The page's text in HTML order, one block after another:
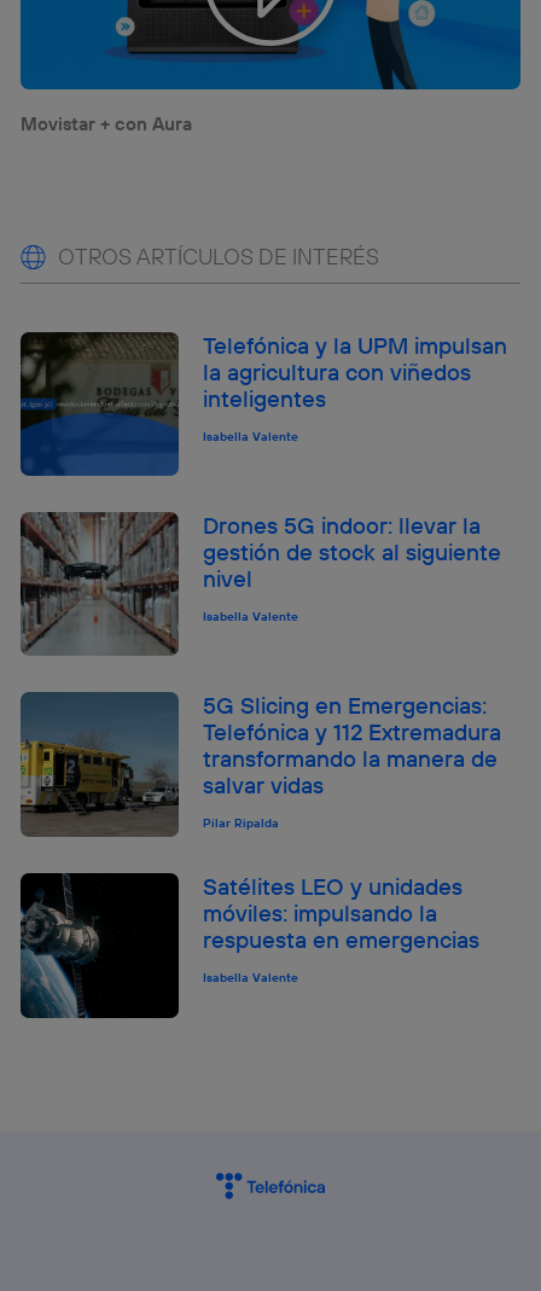
Movistar + con Aura
OTROS ARTÍCULOS DE INTERÉS
Telefónica y la UPM impulsan
la agricultura con viñedos
inteligentes
Isabella Valente
Drones 5G indoor: llevar la
gestión de stock al siguiente
nivel
Isabella Valente
5G Slicing en Emergencias:
Telefónica y 112 Extremadura
transformando la manera de
salvar vidas
Pilar Ripalda
Satélites LEO y unidades
móviles: impulsando la
respuesta en emergencias
Isabella Valente